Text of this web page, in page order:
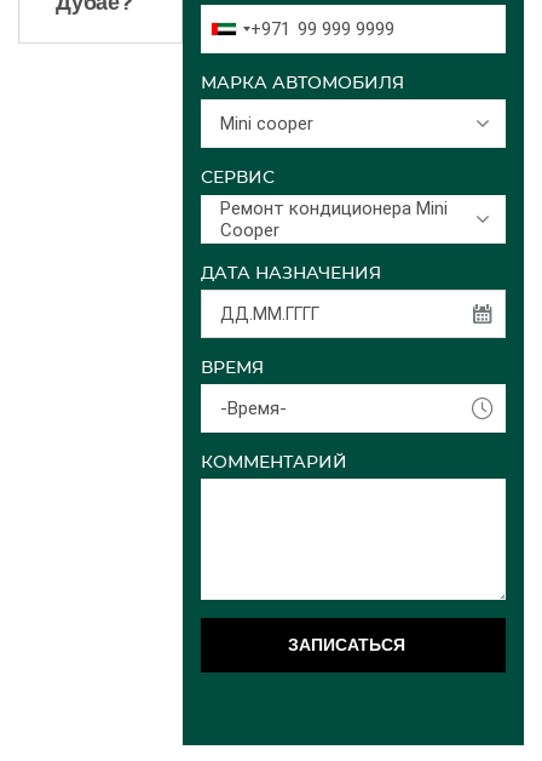
+971
МАРКА АВТОМОБИЛЯ
Mini cooper
СЕРВИС
Ремонт кондиционера Mini
Cooper
ДАТА НАЗНАЧЕНИЯ
ВРЕМЯ
-Время-
КОММЕНТАРИЙ
ЗАПИСАТЬСЯ